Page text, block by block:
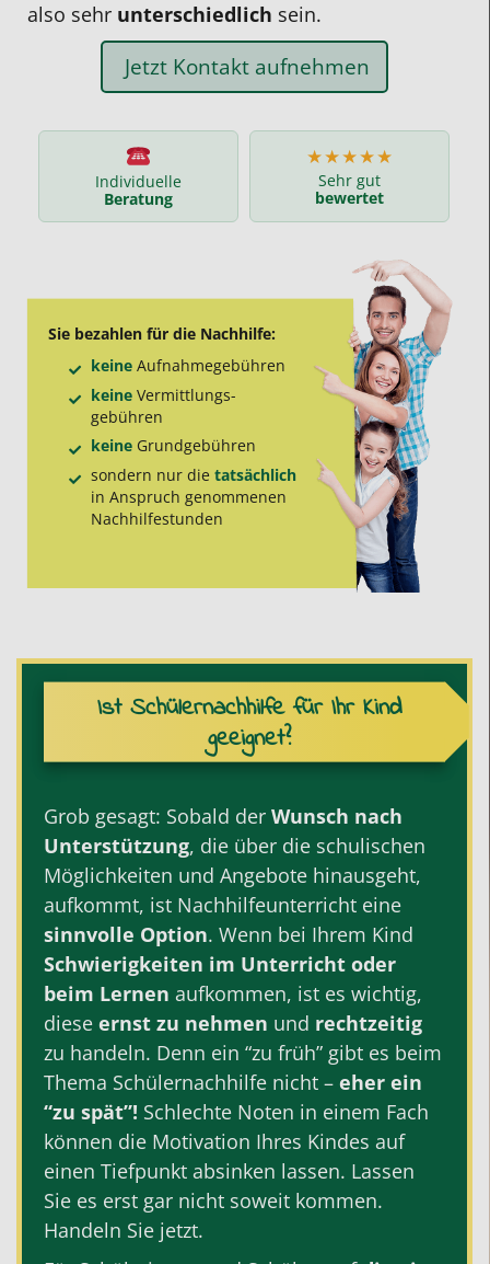
also sehr unterschiedlich sein.
Jetzt Kontakt aufnehmen
Individuelle
Beratung
★★★★★
Sehr gut
bewertet
Sie bezahlen für die Nachhilfe:
keineAufnahme­gebühren
keineVermittlungs­
gebühren
keineGrund­gebühren
sondern nur die tatsächlich
in Anspruch genommenen
Nachhilfe­stunden
Ist Schülernachhilfe für Ihr Kind
geeignet?
Grob gesagt: Sobald der Wunsch nach
Unterstützung, die über die schulischen
Möglichkeiten und Angebote hinausgeht,
aufkommt, ist Nachhilfeunterricht eine
sinnvolle Option. Wenn bei Ihrem Kind
Schwierigkeiten im Unterricht oder
beim Lernen aufkommen, ist es wichtig,
diese ernst zu nehmen und rechtzeitig
zu handeln. Denn ein “zu früh” gibt es beim
Thema Schülernachhilfe nicht – eher ein
“zu spät”! Schlechte Noten in einem Fach
können die Motivation Ihres Kindes auf
einen Tiefpunkt absinken lassen. Lassen
Sie es erst gar nicht soweit kommen.
Handeln Sie jetzt.